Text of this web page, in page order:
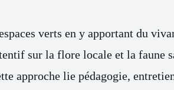
verts en y apportant du
sur la flore locale et la faune
approche lie pédagogie,